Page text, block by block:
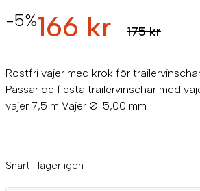
175 kr
166 kr
-5%
Rostfri vajer med krok för
Passar de flesta trailervinschar med
vajer 7,5 m Vajer Ø: 5,00 mm
Snart i lager igen